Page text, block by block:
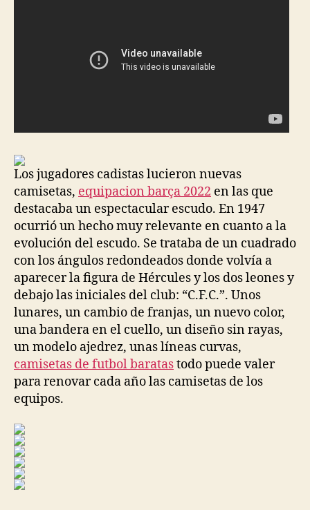
Los jugadores cadistas lucieron nuevas
camisetas, equipacion barça 2022 en las que
destacaba un espectacular escudo. En 1947
ocurrió un hecho muy relevante en cuanto a la
evolución del escudo. Se trataba de un cuadrado
con los ángulos redondeados donde volvía a
aparecer la figura de Hércules y los dos leones y
debajo las iniciales del club: “C.F.C.”. Unos
lunares, un cambio de franjas, un nuevo color,
una bandera en el cuello, un diseño sin rayas,
un modelo ajedrez, unas líneas curvas,
camisetas de futbol baratastodo puede valer
para renovar cada año las camisetas de los
equipos.